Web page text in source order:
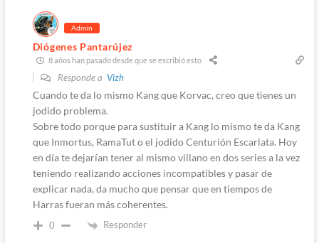
Admin
Diógenes Pantarújez
8 años han pasado desde que se escribió esto
Responde a Vizh
Cuando te da lo mismo Kang que Korvac, creo que tienes un
jodido problema.
Sobre todo porque para sustituir a Kang lo mismo te da Kang
que Inmortus, RamaTut o el jodido Centurión Escarlata. Hoy
en día te dejarían tener al mismo villano en dos series a la vez
teniendo realizando acciones incompatibles y pasar de
explicar nada, da mucho que pensar que en tiempos de
Harras fueran más coherentes.
0 Responder